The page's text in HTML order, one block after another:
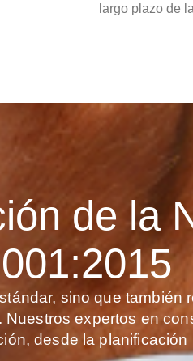
largo plazo de
de la
sino que también
expertos en
desde la